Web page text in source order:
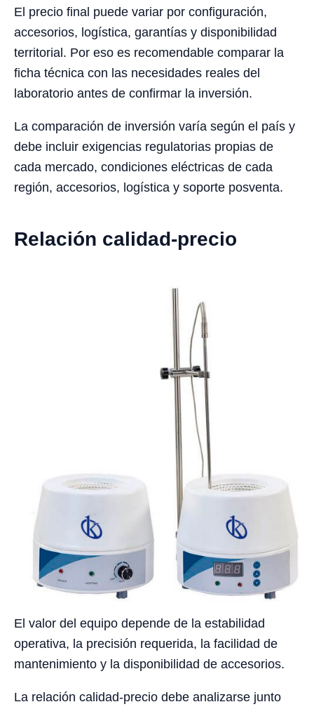
El precio final puede variar por configuración,
accesorios, logística, garantías y disponibilidad
territorial. Por eso es recomendable comparar la
ficha técnica con las necesidades reales del
laboratorio antes de confirmar la inversión.
La comparación de inversión varía según el país y
debe incluir exigencias regulatorias propias de
cada mercado, condiciones eléctricas de cada
región, accesorios, logística y soporte posventa.
Relación calidad-precio
El valor del equipo depende de la estabilidad
operativa, la precisión requerida, la facilidad de
mantenimiento y la disponibilidad de accesorios.
La relación calidad-precio debe analizarse junto